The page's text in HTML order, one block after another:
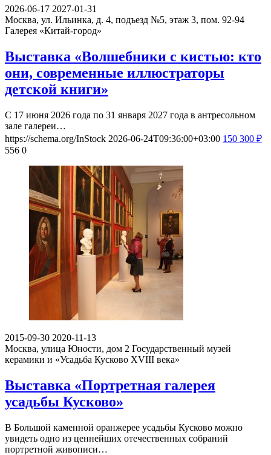
2026-06-17 2027-01-31
Москва, ул. Ильинка, д. 4, подъезд №5, этаж 3, пом. 92-94
Галерея «Китай-город»
Выставка «Волшебники с кистью: кто
они, современные иллюстраторы
детской книги»
С 17 июня 2026 года по 31 января 2027 года в антресольном
зале галереи…
https://schema.org/InStock 2026-06-24T09:36:00+03:00 150 300 ₽
556 0
2015-09-30 2020-11-13
Москва, улица Юности, дом 2 Государственный музей
керамики и «Усадьба Кусково XVIII века»
Выставка «Портретная галерея
усадьбы Кусково»
В Большой каменной оранжерее усадьбы Кусково можно
увидеть одно из ценнейших отечественных собраний
портретной живописи…